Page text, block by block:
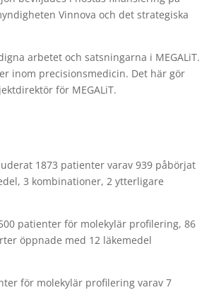
Vinnova och det strategiska
arbetet och satsningarna i MEGALiT.
inom precisionsmedicin. Det här gör
för MEGALiT.
1873 patienter varav 939 påbörjat
3 kombinationer, 2 ytterligare
patienter för molekylär profilering, 86
öppnade med 12 läkemedel
för molekylär profilering varav 7